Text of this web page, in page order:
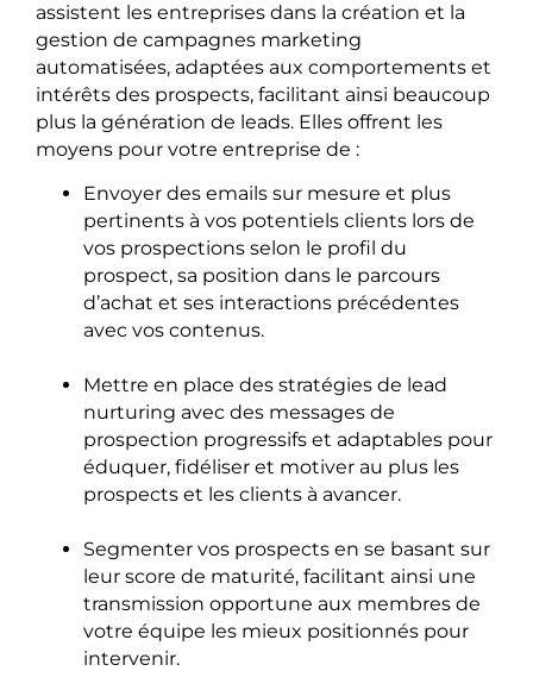
assistent les entreprises dans la création et la
gestion de campagnes marketing
automatisées, adaptées aux comportements et
intérêts des prospects, facilitant ainsi beaucoup
plus la génération de leads. Elles offrent les
moyens pour votre entreprise de :
Envoyer des emails sur mesure et plus
pertinents à vos potentiels clients lors de
vos prospections selon le profil du
prospect, sa position dans le parcours
d’achat et ses interactions précédentes
avec vos contenus.
Mettre en place des stratégies de lead
nurturing avec des messages de
prospection progressifs et adaptables pour
éduquer, fidéliser et motiver au plus les
prospects et les clients à avancer.
Segmenter vos prospects en se basant sur
leur score de maturité, facilitant ainsi une
transmission opportune aux membres de
votre équipe les mieux positionnés pour
intervenir.